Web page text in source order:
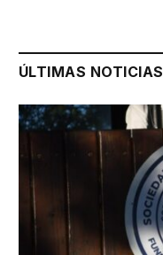
ÚLTIMAS NOTICIAS